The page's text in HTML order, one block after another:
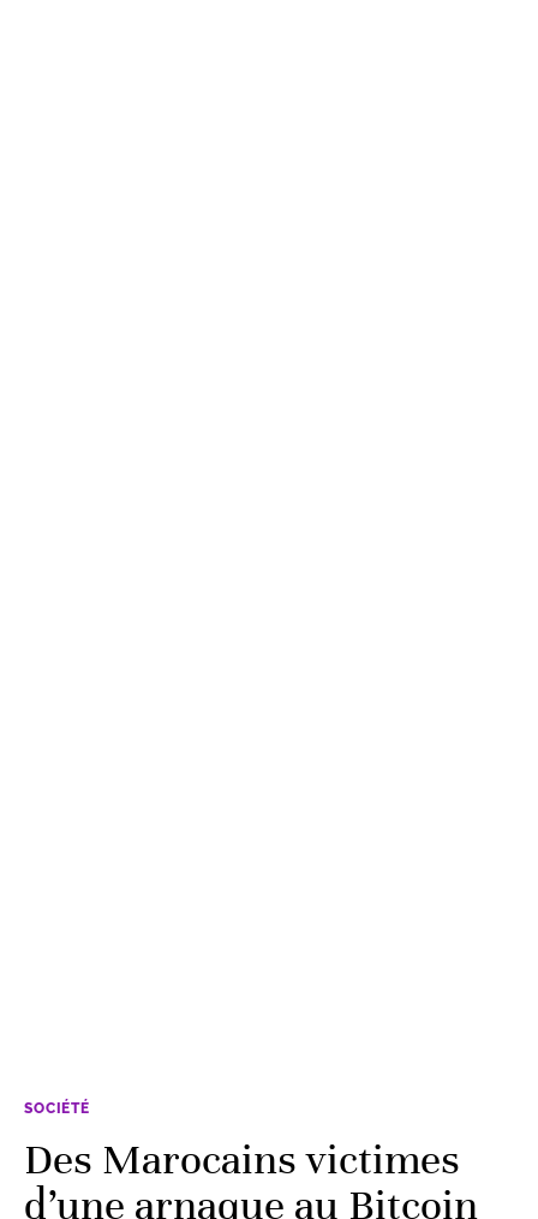
SOCIÉTÉ
Des Marocains victimes
d’une arnaque au Bitcoin